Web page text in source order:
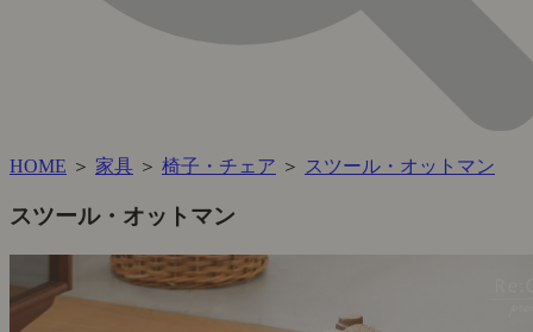
HOME ＞ 家具 ＞ 椅子・チェア ＞ スツール・オットマン
スツール・オットマン